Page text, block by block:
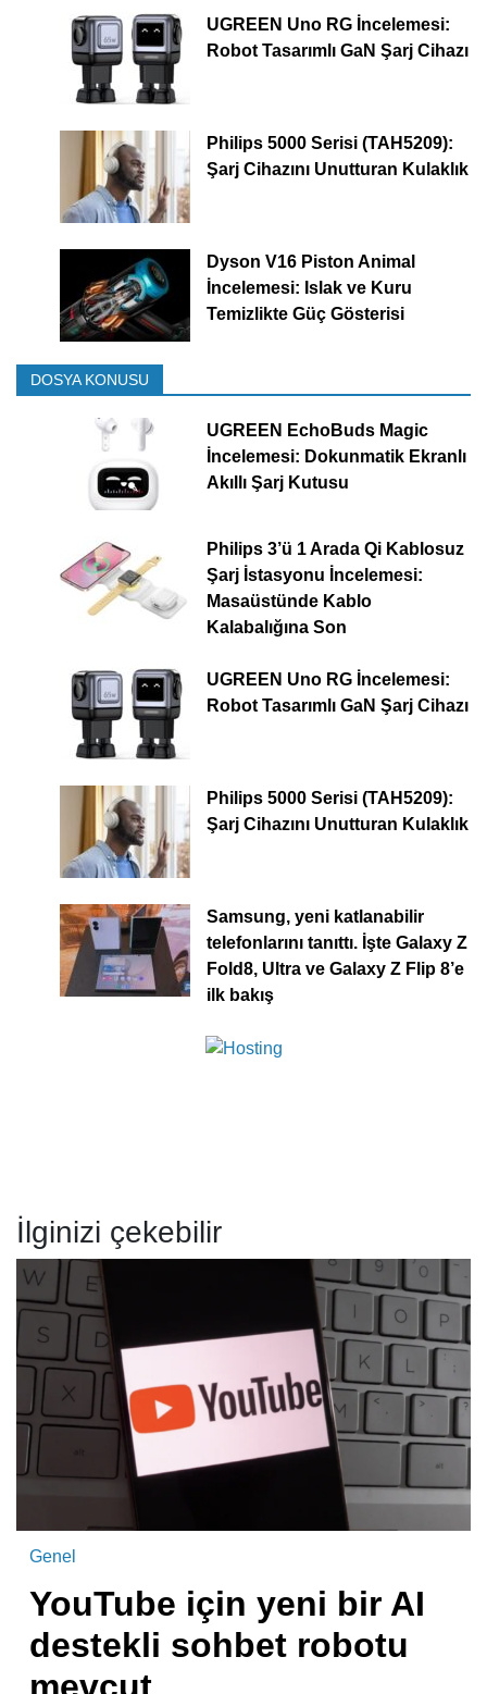
UGREEN Uno RG İncelemesi:
Robot Tasarımlı GaN Şarj Cihazı
Philips 5000 Serisi (TAH5209):
Şarj Cihazını Unutturan Kulaklık
Dyson V16 Piston Animal
İncelemesi: Islak ve Kuru
Temizlikte Güç Gösterisi
DOSYA KONUSU
UGREEN EchoBuds Magic
İncelemesi: Dokunmatik Ekranlı
Akıllı Şarj Kutusu
Philips 3’ü 1 Arada Qi Kablosuz
Şarj İstasyonu İncelemesi:
Masaüstünde Kablo
Kalabalığına Son
UGREEN Uno RG İncelemesi:
Robot Tasarımlı GaN Şarj Cihazı
Philips 5000 Serisi (TAH5209):
Şarj Cihazını Unutturan Kulaklık
Samsung, yeni katlanabilir
telefonlarını tanıttı. İşte Galaxy Z
Fold8, Ultra ve Galaxy Z Flip 8’e
ilk bakış
İlginizi çekebilir
Genel
YouTube için yeni bir AI
destekli sohbet robotu
mevcut